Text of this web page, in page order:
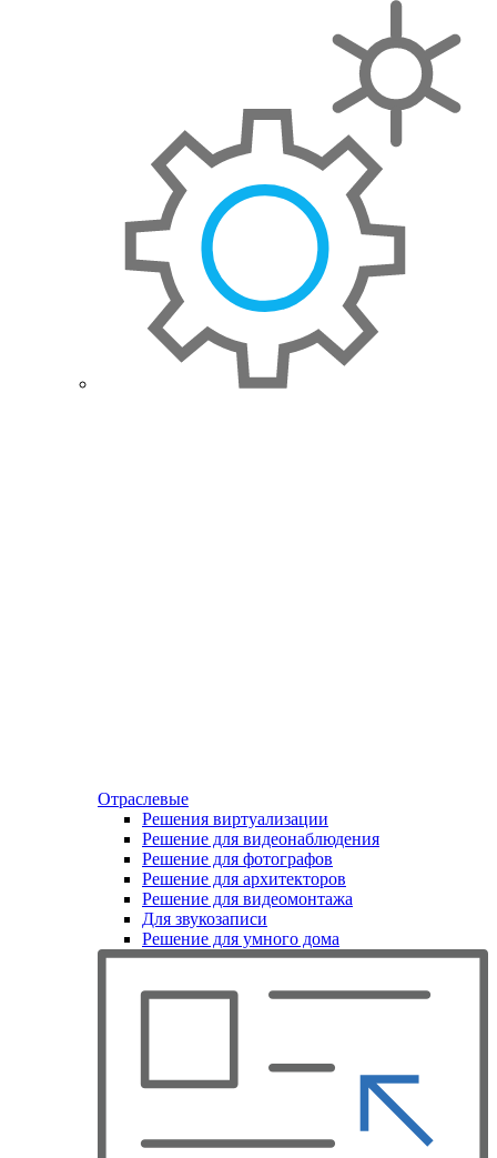
Отраслевые
Решения виртуализации
Решение для видеонаблюдения
Решение для фотографов
Решение для архитекторов
Решение для видеомонтажа
Для звукозаписи
Решение для умного дома